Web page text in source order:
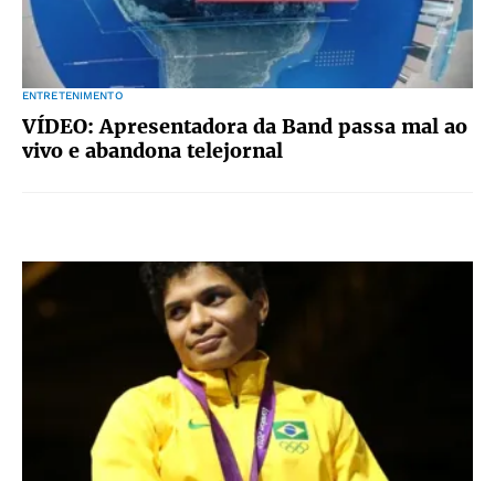
ENTRETENIMENTO
VÍDEO: Apresentadora da Band passa mal ao
vivo e abandona telejornal